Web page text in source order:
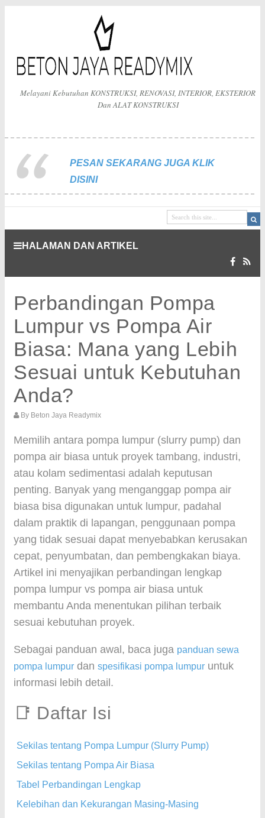
Melayani Kebutuhan KONSTRUKSI, RENOVASI, INTERIOR, EKSTERIOR
Dan ALAT KONSTRUKSI
PESAN SEKARANG JUGA KLIK
DISINI
HALAMAN DAN ARTIKEL
Perbandingan Pompa
Lumpur vs Pompa Air
Biasa: Mana yang Lebih
Sesuai untuk Kebutuhan
Anda?
By Beton Jaya Readymix
Memilih antara pompa lumpur (slurry pump) dan
pompa air biasa untuk proyek tambang, industri,
atau kolam sedimentasi adalah keputusan
penting. Banyak yang menganggap pompa air
biasa bisa digunakan untuk lumpur, padahal
dalam praktik di lapangan, penggunaan pompa
yang tidak sesuai dapat menyebabkan kerusakan
cepat, penyumbatan, dan pembengkakan biaya.
Artikel ini menyajikan perbandingan lengkap
pompa lumpur vs pompa air biasa untuk
membantu Anda menentukan pilihan terbaik
sesuai kebutuhan proyek.
Sebagai panduan awal, baca juga panduan sewa
pompa lumpur dan spesifikasi pompa lumpur untuk
informasi lebih detail.
📑 Daftar Isi
Sekilas tentang Pompa Lumpur (Slurry Pump)
Sekilas tentang Pompa Air Biasa
Tabel Perbandingan Lengkap
Kelebihan dan Kekurangan Masing-Masing